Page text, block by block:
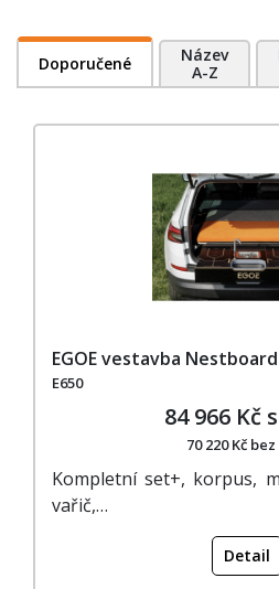
Doporučené
Název
A-Z
EGOE vestavba
E650
84 966 Kč
70 220 Kč bez
Kompletní set+, korpus,
vařič,…
Detail